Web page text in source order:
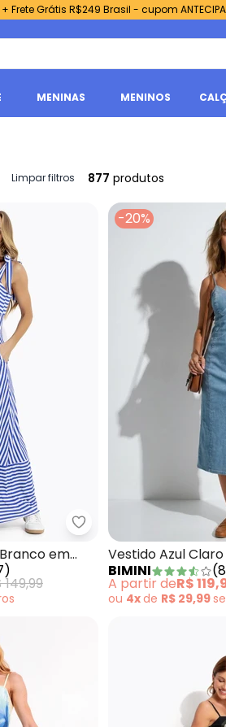
+ Frete Grátis R$249 Brasil - cupom
MENINAS MENINOS
Limpar filtros 877 produtos
Midi com Fenda Marrom
Quintess - Vestido
em
)
149,99
-20%
Vestido Azul
BIMINI
(8
A partir deR$
ou 4xde R$ 29,99